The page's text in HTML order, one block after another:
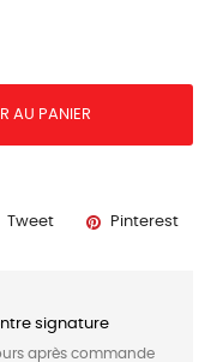
AU PANIER
Tweet Pinterest
signature
après commande